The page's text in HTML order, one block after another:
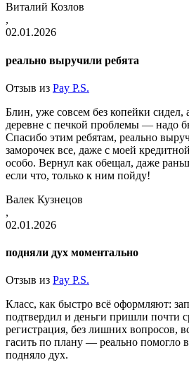
Виталий Козлов
,
02.01.2026
реально выручили ребята
Отзыв из Pay P.S.
Блин, уже совсем без копейки сидел,
деревне с печкой проблемы — надо
Спасибо этим ребятам, реально
заморочек все, даже с моей
особо. Вернул как обещал, даже
если что, только к ним пойду!
Валек Кузнецов
,
02.01.2026
подняли дух моментально
Отзыв из Pay P.S.
Класс, как быстро всё оформляют:
подтвердил и деньги пришли почти
регистрация, без лишних вопросов,
гасить по плану — реально помогло
подняло дух.